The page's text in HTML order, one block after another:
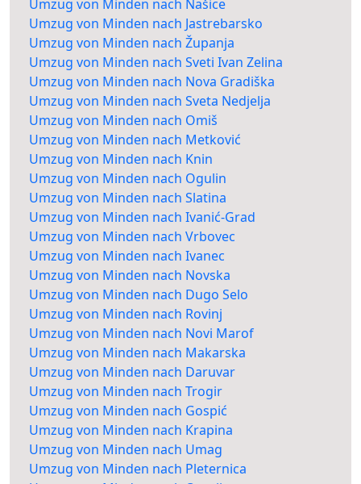
Umzug von Minden nach Našice
Umzug von Minden nach Jastrebarsko
Umzug von Minden nach Županja
Umzug von Minden nach Sveti Ivan Zelina
Umzug von Minden nach Nova Gradiška
Umzug von Minden nach Sveta Nedjelja
Umzug von Minden nach Omiš
Umzug von Minden nach Metković
Umzug von Minden nach Knin
Umzug von Minden nach Ogulin
Umzug von Minden nach Slatina
Umzug von Minden nach Ivanić-Grad
Umzug von Minden nach Vrbovec
Umzug von Minden nach Ivanec
Umzug von Minden nach Novska
Umzug von Minden nach Dugo Selo
Umzug von Minden nach Rovinj
Umzug von Minden nach Novi Marof
Umzug von Minden nach Makarska
Umzug von Minden nach Daruvar
Umzug von Minden nach Trogir
Umzug von Minden nach Gospić
Umzug von Minden nach Krapina
Umzug von Minden nach Umag
Umzug von Minden nach Pleternica